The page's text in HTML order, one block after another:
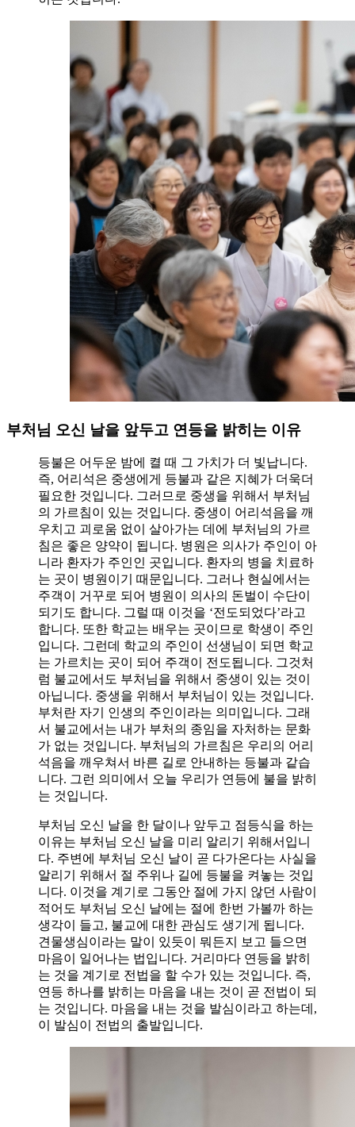
부처님 오신 날을 앞두고 연등을 밝히는 이유
등불은 어두운 밤에 켤 때 그 가치가 더 빛납니다.
즉, 어리석은 중생에게 등불과 같은 지혜가 더욱더
필요한 것입니다. 그러므로 중생을 위해서 부처님
의 가르침이 있는 것입니다. 중생이 어리석음을 깨
우치고 괴로움 없이 살아가는 데에 부처님의 가르
침은 좋은 양약이 됩니다. 병원은 의사가 주인이 아
니라 환자가 주인인 곳입니다. 환자의 병을 치료하
는 곳이 병원이기 때문입니다. 그러나 현실에서는
주객이 거꾸로 되어 병원이 의사의 돈벌이 수단이
되기도 합니다. 그럴 때 이것을 ‘전도되었다’라고
합니다. 또한 학교는 배우는 곳이므로 학생이 주인
입니다. 그런데 학교의 주인이 선생님이 되면 학교
는 가르치는 곳이 되어 주객이 전도됩니다. 그것처
럼 불교에서도 부처님을 위해서 중생이 있는 것이
아닙니다. 중생을 위해서 부처님이 있는 것입니다.
부처란 자기 인생의 주인이라는 의미입니다. 그래
서 불교에서는 내가 부처의 종임을 자처하는 문화
가 없는 것입니다. 부처님의 가르침은 우리의 어리
석음을 깨우쳐서 바른 길로 안내하는 등불과 같습
니다. 그런 의미에서 오늘 우리가 연등에 불을 밝히
는 것입니다.
부처님 오신 날을 한 달이나 앞두고 점등식을 하는
이유는 부처님 오신 날을 미리 알리기 위해서입니
다. 주변에 부처님 오신 날이 곧 다가온다는 사실을
알리기 위해서 절 주위나 길에 등불을 켜놓는 것입
니다. 이것을 계기로 그동안 절에 가지 않던 사람이
적어도 부처님 오신 날에는 절에 한번 가볼까 하는
생각이 들고, 불교에 대한 관심도 생기게 됩니다.
견물생심이라는 말이 있듯이 뭐든지 보고 들으면
마음이 일어나는 법입니다. 거리마다 연등을 밝히
는 것을 계기로 전법을 할 수가 있는 것입니다. 즉,
연등 하나를 밝히는 마음을 내는 것이 곧 전법이 되
는 것입니다. 마음을 내는 것을 발심이라고 하는데,
이 발심이 전법의 출발입니다.